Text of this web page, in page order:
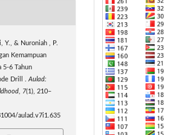
Y., & Nuroniah , P.
Kemampuan
5-6 Tahun
Drill .Aulad:
, 7(1), 210–
aulad.v7i1.635